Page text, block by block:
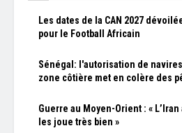
Les dates de la CAN 2027
pour le Football Africain
Sénégal: l'autorisation de
zone côtière met en colère des
Guerre au Moyen-Orient : «
les joue très bien »